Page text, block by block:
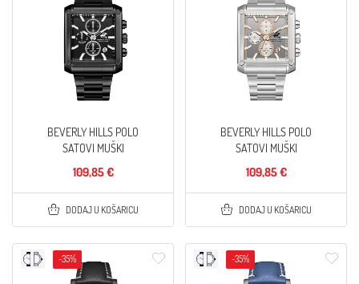
BEVERLY HILLS POLO
SATOVI MUŠKI
109,85 €
DODAJ U KOŠARICU
BEVERLY HILLS POLO
SATOVI MUŠKI
109,85 €
DODAJ U KOŠARICU
-35% -35%